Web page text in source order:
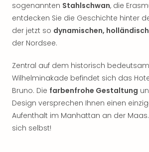
sogenannten Stahlschwan, die
entdecken Sie die Geschichte hinter
der jetzt so dynamischen,
der Nordsee.
Zentral auf dem historisch
Wilhelminakade befindet sich das
Bruno. Die farbenfrohe Gestaltung
Design versprechen Ihnen einen
Aufenthalt im Manhattan an der
sich selbst!